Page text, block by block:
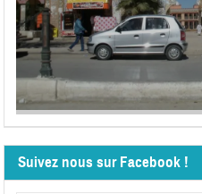
Suivez nous sur Facebook !